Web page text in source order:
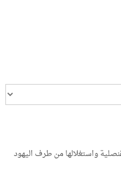
واستغلالها من طرف اليهود